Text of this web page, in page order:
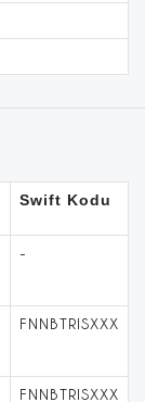
Swift Kodu
-
FNNBTRISXXX
FNNBTRISXXX